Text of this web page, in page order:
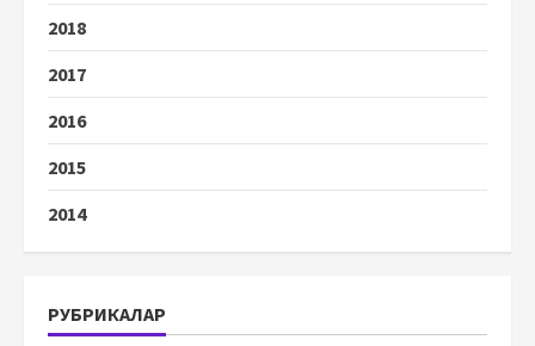
2018
2017
2016
2015
2014
РУБРИКАЛАР